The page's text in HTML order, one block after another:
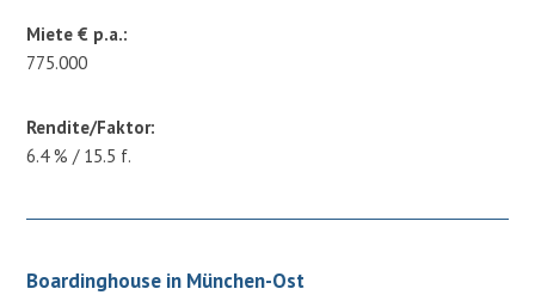
Miete € p.a.:
775.000
Rendite/Faktor:
6.4 % / 15.5 f.
Boardinghouse in München-Ost